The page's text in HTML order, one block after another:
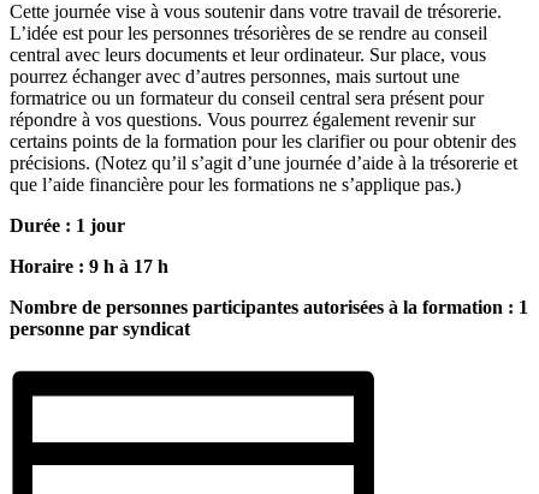
Cette journée vise à vous soutenir dans votre travail de trésorerie.
L’idée est pour les personnes trésorières de se rendre au conseil
central avec leurs documents et leur ordinateur. Sur place, vous
pourrez échanger avec d’autres personnes, mais surtout une
formatrice ou un formateur du conseil central sera présent pour
répondre à vos questions. Vous pourrez également revenir sur
certains points de la formation pour les clarifier ou pour obtenir des
précisions. (Notez qu’il s’agit d’une journée d’aide à la trésorerie et
que l’aide financière pour les formations ne s’applique pas.)
Durée : 1 jour
Horaire : 9 h à 17 h
Nombre de personnes participantes autorisées à la formation : 1
personne par syndicat